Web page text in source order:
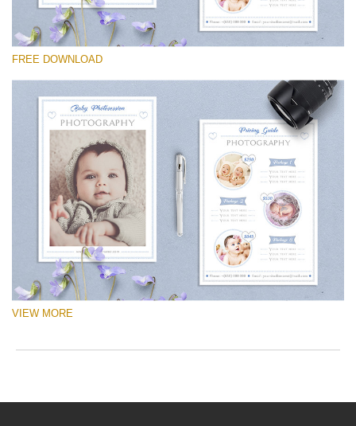
Please select
Newborn Photography Price List
Free download
FREE DOWNLOAD
VIEW MORE